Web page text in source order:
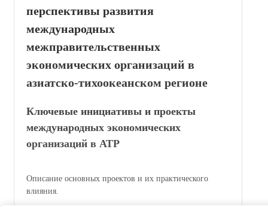
перспективы развития
международных
межправительственных
экономических организаций в
азиатско-тихоокеанском регионе
Ключевые инициативы и проекты
международных экономических
организаций в АТР
Описание основных проектов и их практического
влияния.